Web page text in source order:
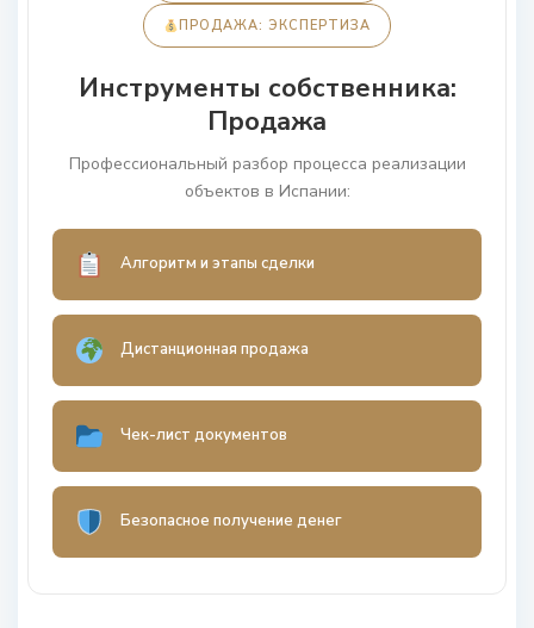
ПРОДАЖА: ЭКСПЕРТИЗА
Инструменты собственника:
Продажа
Профессиональный разбор процесса реализации
объектов в Испании:
Алгоритм и этапы сделки
Дистанционная продажа
Чек-лист документов
Безопасное получение денег